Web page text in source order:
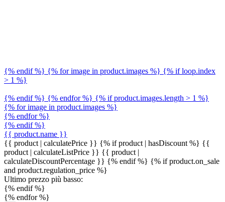
{% endif %} {% for image in product.images %} {% if loop.index
> 1 %}
{% endif %} {% endfor %} {% if product.images.length > 1 %}
{% for image in product.images %}
{% endfor %}
{% endif %}
{{ product.name }}
{{ product | calculatePrice }} {% if product | hasDiscount %} {{
product | calculateListPrice }} {{ product |
calculateDiscountPercentage }} {% endif %} {% if product.on_sale
and product.regulation_price %}
Ultimo prezzo più basso:
{% endif %}
{% endfor %}